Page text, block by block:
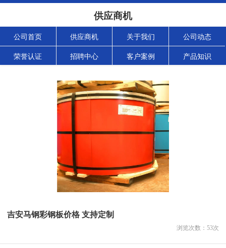
供应商机
公司首页 供应商机 关于我们 公司动态
荣誉认证 招聘中心 客户案例 产品知识
吉安马钢彩钢板价格 支持定制
浏览次数： 53次